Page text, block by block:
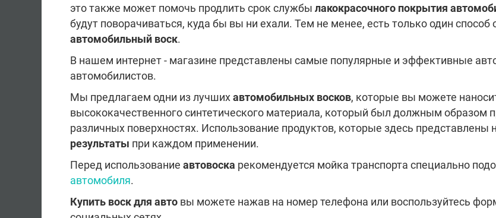
это также может помочь продлить срок службы лакокрасочного покрытия
будут поворачиваться, куда бы вы ни ехали. Тем не менее, есть только один
автомобильный воск.
В нашем интернет - магазине представлены самые популярные и эффективные
автомобилистов.
Мы предлагаем одни из лучшихавтомобильных восков, которые вы можете
высококачественного синтетического материала, который был должным образом
различных поверхностях. Использование продуктов, которые здесь
результаты при каждом применении.
Перед использование автовоска рекомендуется мойка транспорта специально
автомобиля.
Купить воск для авто вы можете нажав на номер телефона или воспользуйтесь